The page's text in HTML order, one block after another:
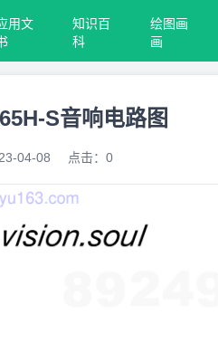
用文
知识百
科
绘图画
画
S音响电路图
04-08 点击： 0